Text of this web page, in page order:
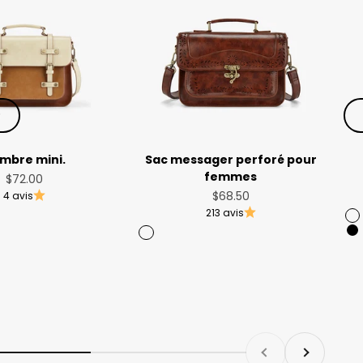
mini.
Prix de vente
$72.00
4 avis
Sac messager perforé pour
femmes
Prix de vente
$68.50
213 avis
Brandy brun
PrécédentSuivant